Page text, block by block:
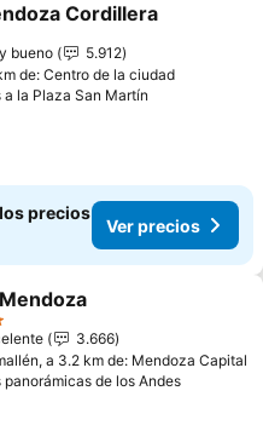
a favoritos
Cordillera
bueno
5.912
de: Centro de la ciudad
a la Plaza San Martín
precios
Ver precios
a favoritos
3.666
a 3.2 km de: Mendoza Capital
panorámicas de los AndesVer